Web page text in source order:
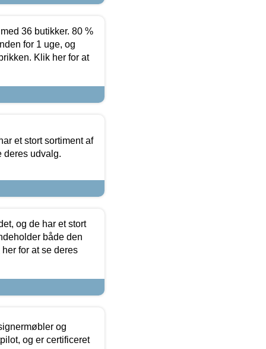
36 butikker. 80 %
for 1 uge, og
Klik her for at
et stort sortiment af
deres udvalg.
og de har et stort
både den
for at se deres
og
og er certificeret